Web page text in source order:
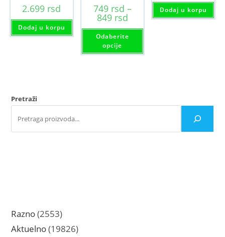
2.699 rsd
Dodaj u korpu
749 rsd –
849 rsdRaspon
cena:
od
749 rsd
849 rsd
Odaberite
opcije
Ovaj
proizvoda.
Dodaj u korpu
Pretraži
Razno 25532553
proizvoda
Aktuelno 1982619826